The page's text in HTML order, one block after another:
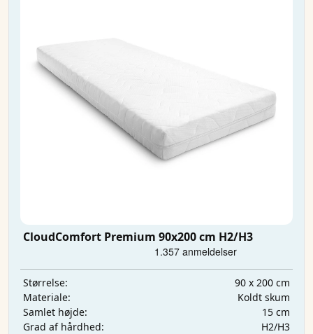
CloudComfort Premium 90x200 cm H2/H3
Størrelse:
90 x 200 cm
Materiale:
Koldt skum
Samlet højde:
15 cm
Grad af hårdhed:
H2/H3